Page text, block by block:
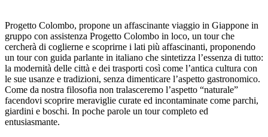
Progetto Colombo, propone un affascinante viaggio in Giappone in
gruppo con assistenza Progetto Colombo in loco, un tour che
cercherà di coglierne e scoprirne i lati più affascinanti, proponendo
un tour con guida parlante in italiano che sintetizza l’essenza di tutto:
la modernità delle città e dei trasporti così come l’antica cultura con
le sue usanze e tradizioni, senza dimenticare l’aspetto gastronomico.
Come da nostra filosofia non tralasceremo l’aspetto “naturale”
facendovi scoprire meraviglie curate ed incontaminate come parchi,
giardini e boschi. In poche parole un tour completo ed
entusiasmante.